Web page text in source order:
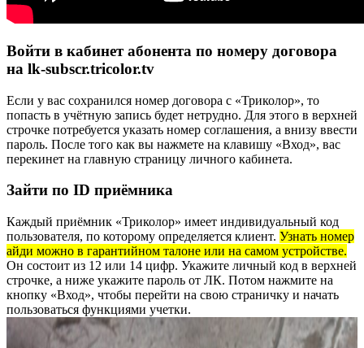
Войти в кабинет абонента по номеру договора
на lk-subscr.tricolor.tv
Если у вас сохранился номер договора с «Триколор», то
попасть в учётную запись будет нетрудно. Для этого в верхней
строчке потребуется указать номер соглашения, а внизу ввести
пароль. После того как вы нажмете на клавишу «Вход», вас
перекинет на главную страницу личного кабинета.
Зайти по ID приёмника
Каждый приёмник «Триколор» имеет индивидуальный код
пользователя, по которому определяется клиент. Узнать номер
айди можно в гарантийном талоне или на самом устройстве.
Он состоит из 12 или 14 цифр. Укажите личный код в верхней
строчке, а ниже укажите пароль от ЛК. Потом нажмите на
кнопку «Вход», чтобы перейти на свою страничку и начать
пользоваться функциями учетки.